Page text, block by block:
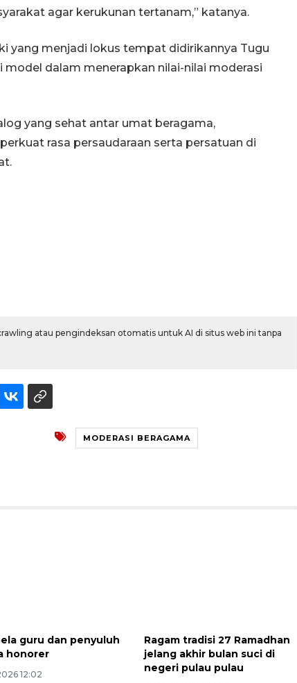
agar kerukunan tertanam,” katanya.
yang menjadi lokus tempat didirikannya Tugu
model dalam menerapkan nilai-nilai moderasi
yang sehat antar umat beragama,
rasa persaudaraan serta persatuan di
atau pengindeksan otomatis untuk AI di situs web ini tanpa
MODERASI BERAGAMA
guru dan penyuluh
honorer
12:02
Ragam tradisi 27 Ramadhan
jelang akhir bulan suci di
negeri pulau pulau
Pasar Higienis
5 Mei 2026 05:32